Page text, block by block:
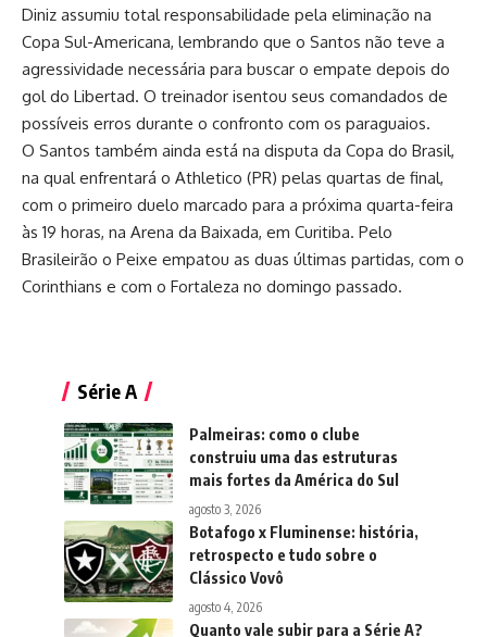
Diniz assumiu total responsabilidade pela eliminação na
Copa Sul-Americana, lembrando que o Santos não teve a
agressividade necessária para buscar o empate depois do
gol do Libertad. O treinador isentou seus comandados de
possíveis erros durante o confronto com os paraguaios.
O Santos também ainda está na disputa da Copa do Brasil,
na qual enfrentará o Athletico (PR) pelas quartas de final,
com o primeiro duelo marcado para a próxima quarta-feira
às 19 horas, na Arena da Baixada, em Curitiba. Pelo
Brasileirão o Peixe empatou as duas últimas partidas, com o
Corinthians e com o Fortaleza no domingo passado.
Série A
Palmeiras: como o clube
construiu uma das estruturas
mais fortes da América do Sul
agosto 3, 2026
Botafogo x Fluminense: história,
retrospecto e tudo sobre o
Clássico Vovô
agosto 4, 2026
Quanto vale subir para a Série A?